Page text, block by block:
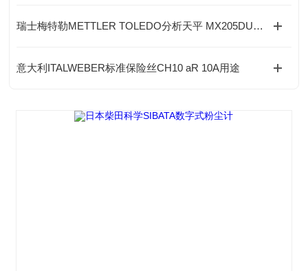
瑞士梅特勒METTLER TOLEDO分析天平 MX205DU/A的特点
意大利ITALWEBER标准保险丝CH10 aR 10A用途